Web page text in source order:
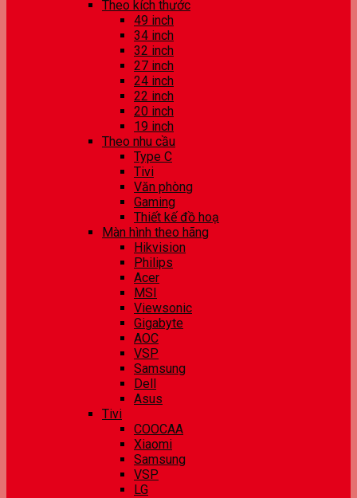
Theo kích thước
49 inch
34 inch
32 inch
27 inch
24 inch
22 inch
20 inch
19 inch
Theo nhu cầu
Type C
Tivi
Văn phòng
Gaming
Thiết kế đồ hoạ
Màn hình theo hãng
Hikvision
Philips
Acer
MSI
Viewsonic
Gigabyte
AOC
VSP
Samsung
Dell
Asus
Tivi
COOCAA
Xiaomi
Samsung
VSP
LG